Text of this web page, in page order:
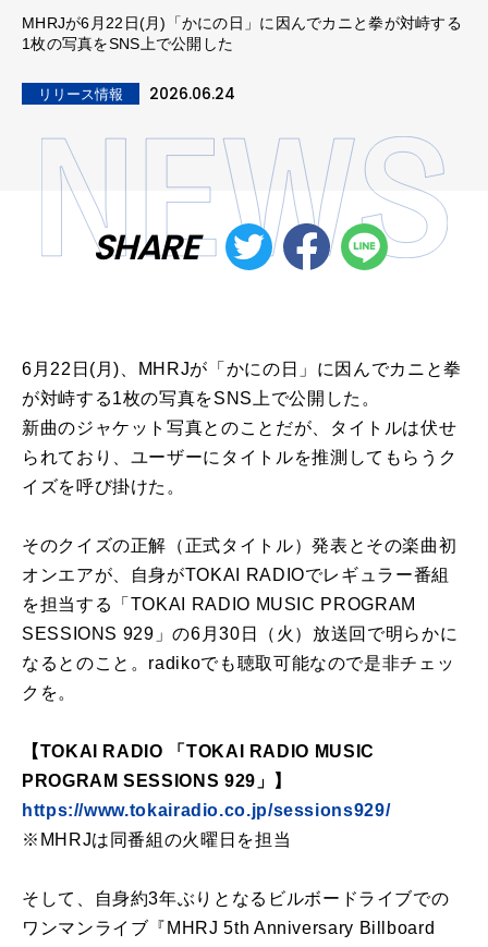
MHRJが6月22日(月)「かにの日」に因んでカニと拳が対峙する
1枚の写真をSNS上で公開した
リリース情報 2026.06.24
SHARE
6月22日(月)、MHRJが「かにの日」に因んでカニと拳
が対峙する1枚の写真をSNS上で公開した。
新曲のジャケット写真とのことだが、タイトルは伏せ
られており、ユーザーにタイトルを推測してもらうク
イズを呼び掛けた。
そのクイズの正解（正式タイトル）発表とその楽曲初
オンエアが、自身がTOKAI RADIOでレギュラー番組
を担当する「TOKAI RADIO MUSIC PROGRAM
SESSIONS 929」の6月30日（火）放送回で明らかに
なるとのこと。radikoでも聴取可能なので是非チェッ
クを。
【TOKAI RADIO 「TOKAI RADIO MUSIC
PROGRAM SESSIONS 929」】
https://www.tokairadio.co.jp/sessions929/
※MHRJは同番組の火曜日を担当
そして、自身約3年ぶりとなるビルボードライブでの
ワンマンライブ『MHRJ 5th Anniversary Billboard